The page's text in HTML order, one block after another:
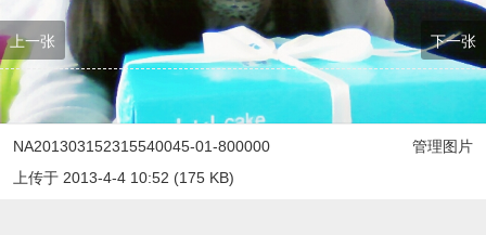
上一张 下一张
管理图片
NA201303152315540045-01-800000
上传于 2013-4-4 10:52 (175 KB)